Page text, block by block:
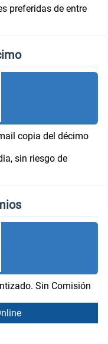
preferidas de entre
copia del décimo
sin riesgo de
Sin Comisión